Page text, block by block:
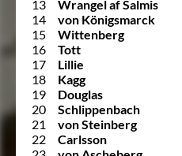
13
Wrangel af Salmis
14
von Königsmarck
15
Wittenberg
16
Tott
17
Lillie
18
Kagg
19
Douglas
20
Schlippenbach
21
von Steinberg
22
Carlsson